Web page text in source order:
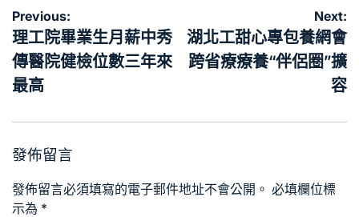
文
章
導
覽
Previous:
理工院畢業生月薪中秀
傳醫院健檢位數三年來
最高
Next:
湖北工甜心專包養網會
跨省療療養“伴侶圈”擴
容
發佈留言
發佈留言必須填寫的電子郵件地址不會公開。 必填欄位標
示為 *